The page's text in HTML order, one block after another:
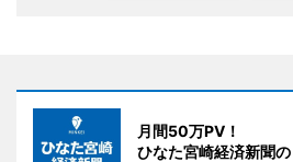
月間50万PV！
ひなた宮崎経済新聞の